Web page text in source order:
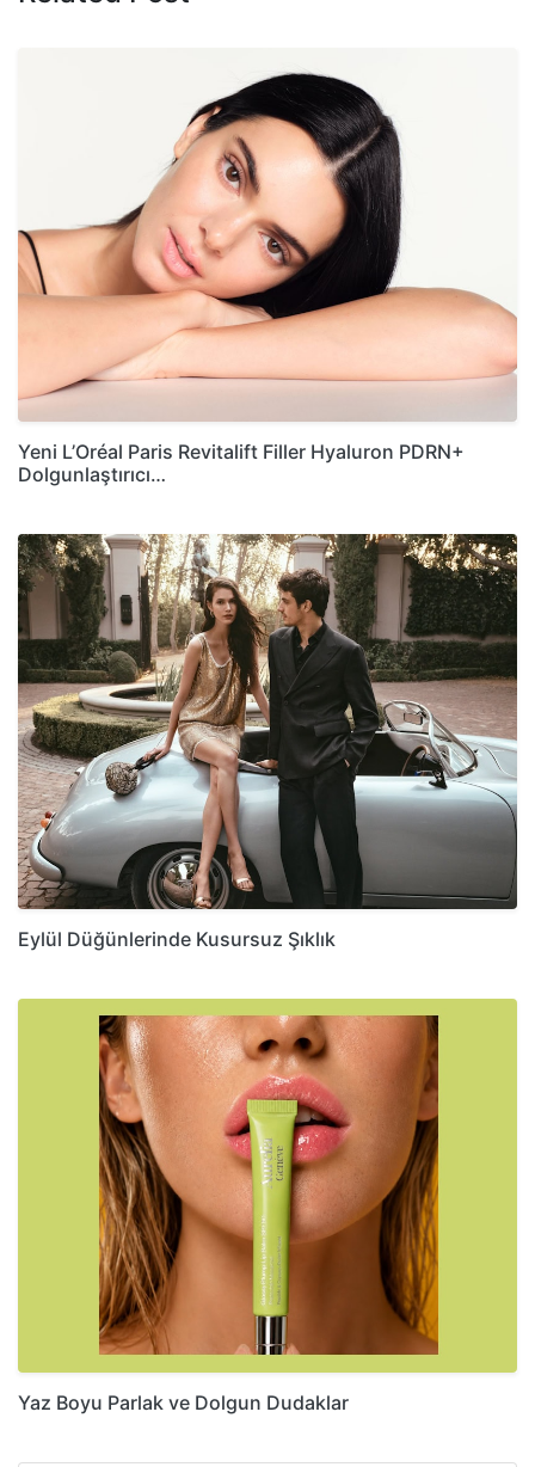
Yeni L’Oréal Paris Revitalift Filler Hyaluron PDRN+
Dolgunlaştırıcı…
Eylül Düğünlerinde Kusursuz Şıklık
Yaz Boyu Parlak ve Dolgun Dudaklar